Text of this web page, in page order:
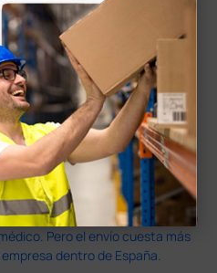
un poco caro los portes y el
bastante mas barato que en
Pero el envío cuesta más
dentro de España.